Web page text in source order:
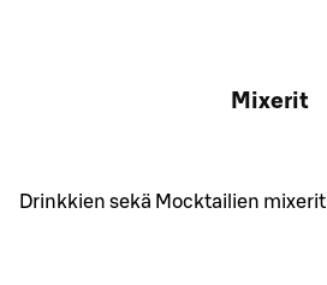
Mixerit
Drinkkien sekä Mocktailien mixerit